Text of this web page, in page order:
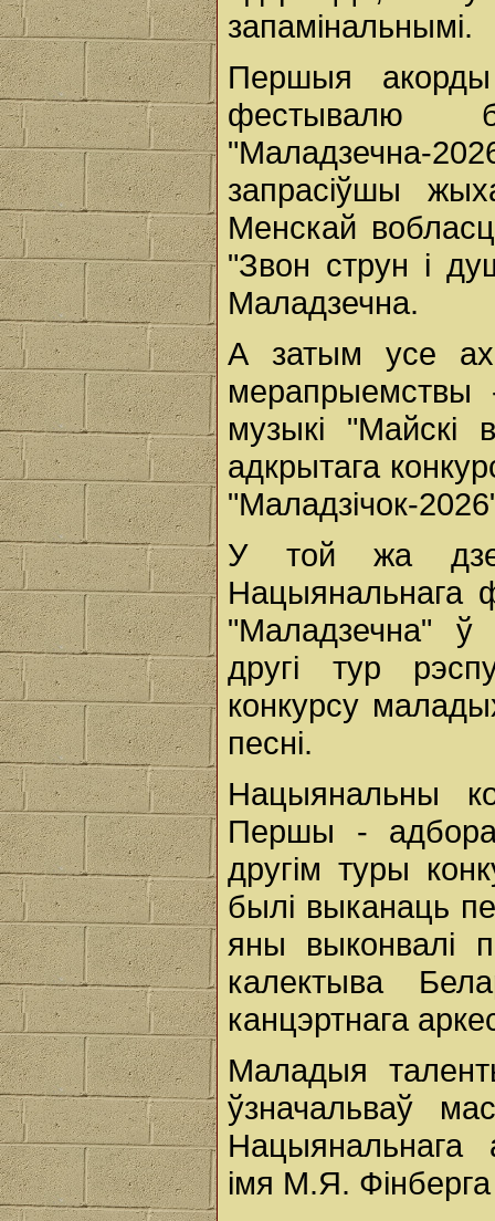
запамінальнымі.
Першыя акорды
фестывалю
"Маладзечна-
запрасіўшы
Менскай
"Звон струн і
Маладзечна.
А затым усе
музыкі "Майскі
адкрытага
"Маладзічок-
У той жа
Нацыянальнага
"Маладзечна" ў
другі тур
конкурсу
песні.
Нацыянальны
Першы -
другім туры
былі выканаць
яны выконвалі
калектыва
канцэртнага
Маладыя
ўзначальваў
Нацыянальнага
імя М.Я.